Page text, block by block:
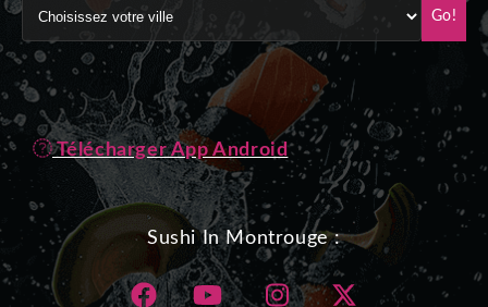
Go!
Télécharger App Android
Sushi In Montrouge :